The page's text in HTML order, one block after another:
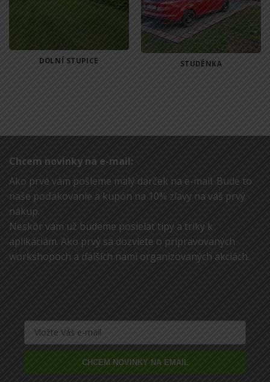
DOLNÍ STUPICE STUDÉNKA
Chcem novinky na e-mail:
Ako prvé vám pošleme malý darček na e-mail. Bude to
naše poďakovanie a kupón na 10% zľavy na váš prvý
nákup.
Neskôr vám už budeme posielať tipy a triky k
aplikáciám. Ako prvý sa dozviete o pripravovaných
workshopoch a ďalších nami organizovaných akciách.
CHCEM NOVINKY NA EMAIL